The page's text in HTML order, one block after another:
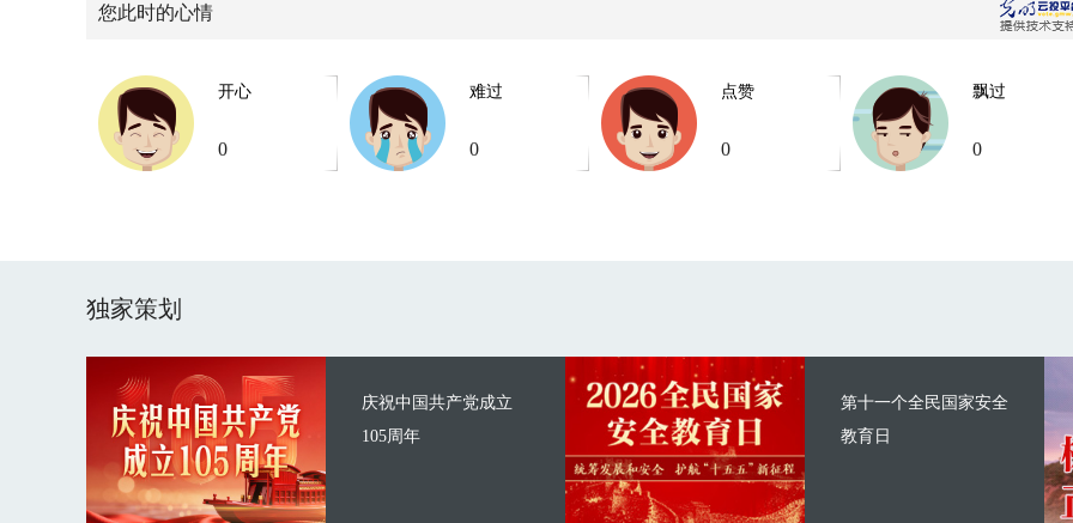
您此时的心情
开心
0
难过
0
点赞
0
飘过
0
独家策划
庆祝中国共产党成立
105周年
第十一个全民国家安全
教育日